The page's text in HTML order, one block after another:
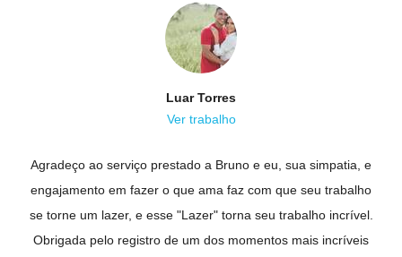
Agradeço ao serviço prestado a Bruno e eu, sua simpatia, e
engajamento em fazer o que ama faz com que seu trabalho
se torne um lazer, e esse "Lazer" torna seu trabalho incrível.
Obrigada pelo registro de um dos momentos mais incríveis
Luar Torres
Ver trabalho